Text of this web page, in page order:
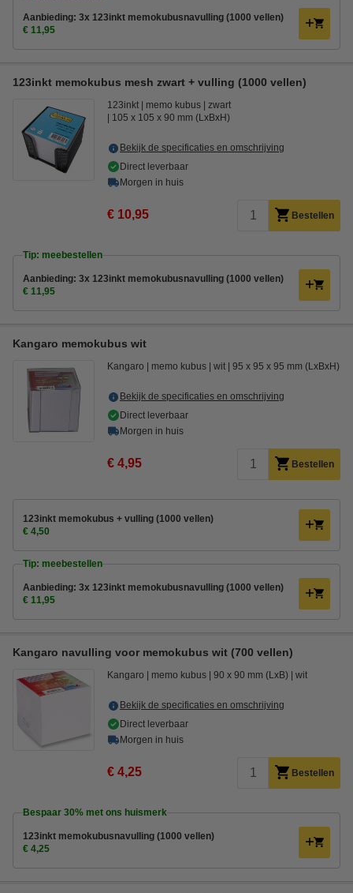
Aanbieding: 3x 123inkt memokubusnavulling (1000 vellen)
€ 11,95
123inkt memokubus mesh zwart + vulling (1000 vellen)
123inkt memo kubus
zwart
105 x 105 x 90 mm (LxBxH)
Bekijk de specificaties en omschrijving
Direct leverbaar
Morgen in huis
€ 10,95 Bestellen
Tip: meebestellen
Aanbieding: 3x 123inkt memokubusnavulling (1000 vellen)
€ 11,95
Kangaro memokubus wit
Kangaro memo kubus wit 95 x 95 x 95 mm (LxBxH)
Bekijk de specificaties en omschrijving
Direct leverbaar
Morgen in huis
€ 4,95 Bestellen
123inkt memokubus + vulling (1000 vellen)
€ 4,50
Tip: meebestellen
Aanbieding: 3x 123inkt memokubusnavulling (1000 vellen)
€ 11,95
Kangaro navulling voor memokubus wit (700 vellen)
Kangaro memo kubus 90 x 90 mm (LxB) wit
Bekijk de specificaties en omschrijving
Direct leverbaar
Morgen in huis
€ 4,25 Bestellen
Bespaar 30% met ons huismerk
123inkt memokubusnavulling (1000 vellen)
€ 4,25